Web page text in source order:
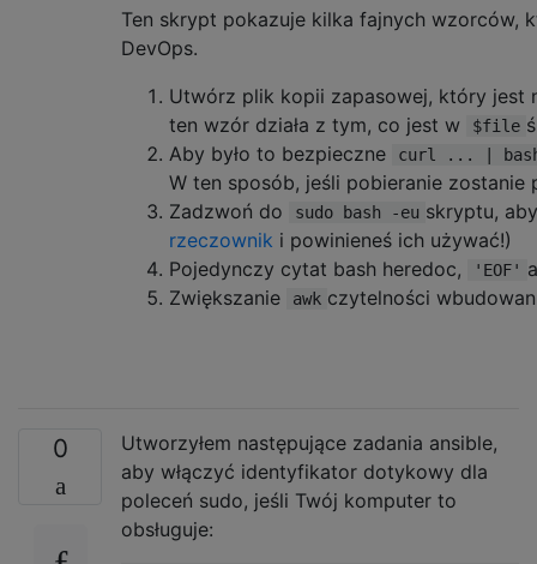
EOF
}
Ten skrypt pokazuje kilka fajnych wzorców,
DevOps.
Utwórz plik kopii zapasowej, który jest
ten wzór działa z tym, co jest w
$file
Aby było to bezpieczne
curl ... |
W ten sposób, jeśli pobieranie
Zadzwoń do
sudo bash -eu skryptu,
rzeczownik i powinieneś ich używać!)
Pojedynczy cytat bash heredoc,
'EOF'
Zwiększanie
awk czytelności
0
Utworzyłem następujące zadania ansible,
aby włączyć identyfikator dotykowy dla
poleceń sudo, jeśli Twój komputer to
obsługuje: